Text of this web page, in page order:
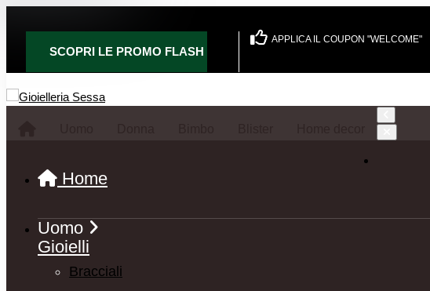
SCOPRI LE PROMO FLASH
APPLICA IL COUPON "WELCOME"
Home
Uomo
Gioielli
Bracciali